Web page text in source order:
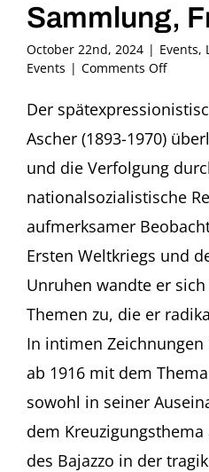
Sammlung,
October 22nd, 2024 | Events,
Events | Comments Offon
Ascher
Berlin
eine
und
Rachel
Stern,
York
Haus
der
Der
Ascher (1893-1970)
und die Verfolgung
nationalsozialistische
aufmerksamer
Ersten Weltkriegs und
Unruhen wandte er
Themen zu, die er
In intimen
ab 1916 mit dem
sowohl in seiner
dem
des Bajazzo in der